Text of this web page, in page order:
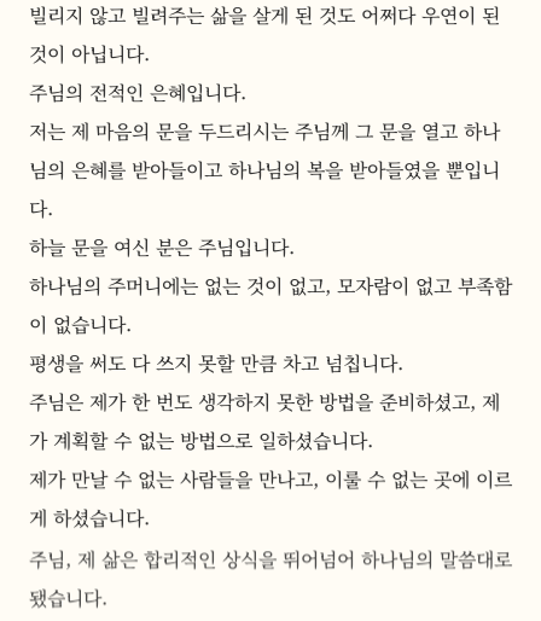
빌리지 않고 빌려주는 삶을 살게 된 것도 어쩌다 우연이 된
것이 아닙니다.
주님의 전적인 은혜입니다.
저는 제 마음의 문을 두드리시는 주님께 그 문을 열고 하나
님의 은혜를 받아들이고 하나님의 복을 받아들였을 뿐입니
다.
하늘 문을 여신 분은 주님입니다.
하나님의 주머니에는 없는 것이 없고, 모자람이 없고 부족함
이 없습니다.
평생을 써도 다 쓰지 못할 만큼 차고 넘칩니다.
주님은 제가 한 번도 생각하지 못한 방법을 준비하셨고, 제
가 계획할 수 없는 방법으로 일하셨습니다.
제가 만날 수 없는 사람들을 만나고, 이룰 수 없는 곳에 이르
게 하셨습니다.
주님, 제 삶은 합리적인 상식을 뛰어넘어 하나님의 말씀대로
됐습니다.